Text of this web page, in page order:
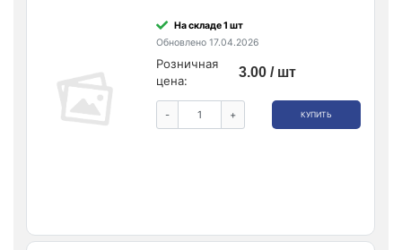
На складе 1 шт
Обновлено 17.04.2026
Розничная
цена:
3.00 / шт
- + КУПИТЬ